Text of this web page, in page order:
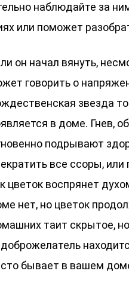
наблюдайте за
или поможет
он начал вянуть,
говорить о
звезда
в доме. Гнев,
подрывают
все ссоры, или
цветок воспрянет
нет, но цветок
таит скрытое,
бывает в вашем